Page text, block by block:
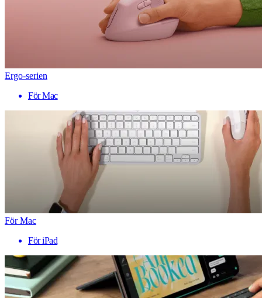
Ergo-serien
För Mac
För Mac
För iPad